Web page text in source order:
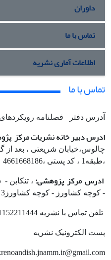
داوران
تماس با ما
اطلاعات آماری نشریه
تماس با ما
آدرس دفتر فصلنامه رویکردهای
ادرس دبیر خانه نشریات مرکز
،طبقه1 ، کد پستی ،4661668186
ادرس مرکز پزوهشی: ، تنکابن
- کوچه کشاورز - کوچه کشاورز3 - پلاک 60-کد پستی ،4681786775
تلفن تماس با نشریه 01152211444 و 02191690238 (داخلی 6)
پست الکترونیک نشریه